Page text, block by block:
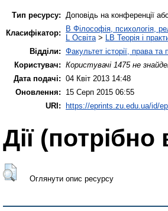
Тип ресурсу:
Доповідь на конференції
Класифікатор:
B Філософія, психологія,
L Освіта > LB Теорія і
Відділи: Факультет історії, права та
Користувач: Користувачі 1475 не
Дата подачі: 04 Квіт 2013 14:48
Оновлення:
15 Серп 2015 06:55
URI: https://eprints.zu.edu.ua/id/
Дії ​​(потрібно
Оглянути опис ресурсу